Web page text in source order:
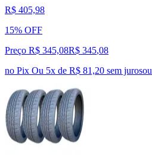
R$ 405,98
15% OFF
Preço R$ 345,08R$ 345,08
no Pix Ou 5x de R$ 81,20 sem jurosou